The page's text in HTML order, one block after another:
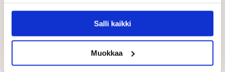
Salli kaikki
Muokkaa
helpottaa sitä, että en ole täysin yksin vastuussa
siihen pitää varautua. En voisi kuitenkaan olla
tyytyväisempi esihenkilöni sekä työyhteisöni tukeen.
Meillä on myös koulussa kannustava ja positiivinen